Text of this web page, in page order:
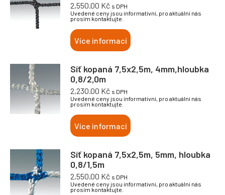
2,550.00 Kč s DPH
Uvedené ceny jsou informativní, pro aktuální nás
prosím kontaktujte.
Více informací
Síť kopaná 7,5x2,5m, 4mm,hloubka
0,8/2,0m
2,230.00 Kč s DPH
Uvedené ceny jsou informativní, pro aktuální nás
prosím kontaktujte.
Více informací
Síť kopaná 7,5x2,5m, 5mm, hloubka
0,8/1,5m
2,550.00 Kč s DPH
Uvedené ceny jsou informativní, pro aktuální nás
prosím kontaktujte.